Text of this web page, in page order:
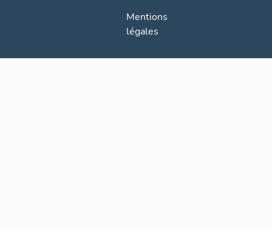
Mentions
légales